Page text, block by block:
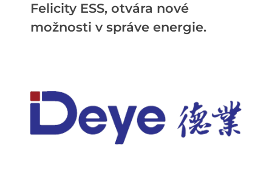
Felicity ESS, otvára nové
možnosti v správe energie.